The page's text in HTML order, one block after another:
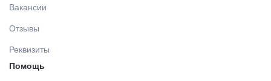
УТИЛИЗАЦИЯ ОТХОДОВ
Вакансии
Отзывы
Реквизиты
Помощь